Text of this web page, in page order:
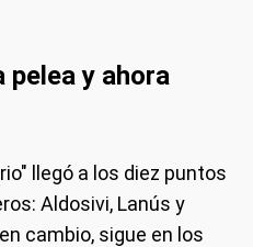
pelea y ahora
llegó a los diez puntos
Aldosivi, Lanús y
cambio, sigue en los